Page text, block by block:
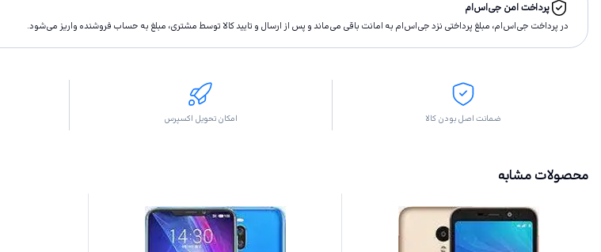
پرداخت امن جی‌اس‌ام
در پرداخت جی‌اس‌ام، مبلغ پرداختى نزد جی‌اس‌ام به امانت باقى مى‌ماند و پس از ارسال و تاييد كالا توسط مشتری، مبلغ به حساب فروشنده واريز مى‌شود.
ضمانت اصل بودن کالا امکان تحویل اکسپرس
محصولات مشابه